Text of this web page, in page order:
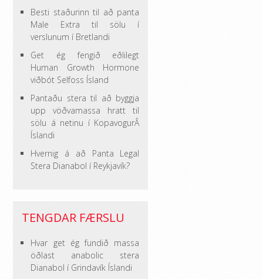
Besti staðurinn til að panta
Male Extra til sölu í
verslunum í Bretlandi
Get ég fengið eðlilegt
Human Growth Hormone
viðbót Selfoss Ísland
Pantaðu stera til að byggja
upp vöðvamassa hratt til
sölu á netinu í KopavogurÂ
Íslandi
Hvernig á að Panta Legal
Stera Dianabol í Reykjavík?
TENGDAR FÆRSLU
Hvar get ég fundið massa
öðlast anabolic stera
Dianabol í Grindavík Íslandi